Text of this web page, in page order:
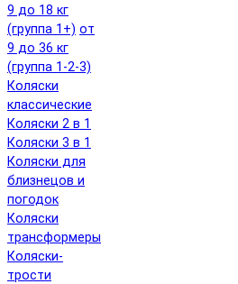
9 до 18 кг
(группа 1+) от
9 до 36 кг
(группа 1-2-3)
Коляски
классические
Коляски 2 в 1
Коляски 3 в 1
Коляски для
близнецов и
погодок
Коляски
трансформеры
Коляски-
трости